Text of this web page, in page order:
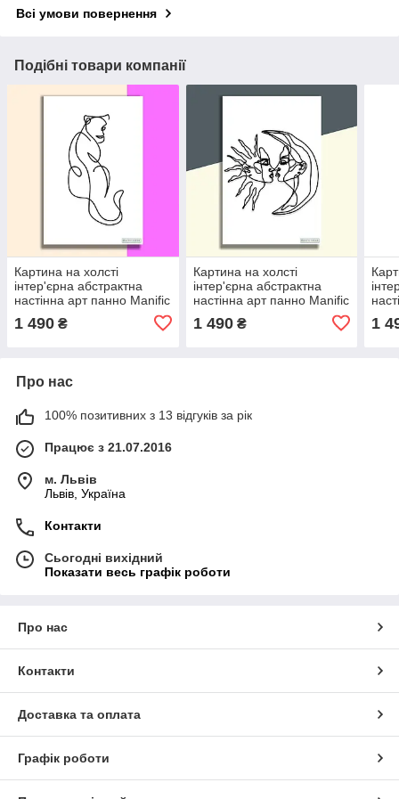
Всі умови повернення
Подібні товари компанії
Картина на холсті
інтер'єрна абстрактна
настінна арт панно Manific
Молода левиця"
1 490 ₴
Картина на холсті
інтер'єрна абстрактна
настінна арт панно Manific
Ніч"
1 490₴ 1
Про нас
100% позитивних з 13 відгуків за рік
Працює з 21.07.2016
м. Львів
Львів, Україна
Контакти
Сьогодні вихідний
Показати весь графік роботи
Про нас
Контакти
Доставка та оплата
Графік роботи